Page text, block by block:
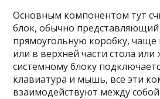
Основным компонентом тут
блок, обычно представляющий
прямоугольную коробку, чаще
или в верхней части стола
системному блоку
клавиатура и мышь, все эти
взаимодействуют между собой.